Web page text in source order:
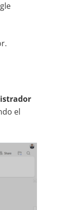
el